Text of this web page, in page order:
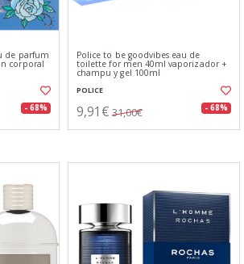
de parfum
corporal
- 68%
Police to be goodvibes eau de
toilette for men 40ml vaporizador +
champu y gel 100ml
POLICE
9,91€ 31,00€ - 68%